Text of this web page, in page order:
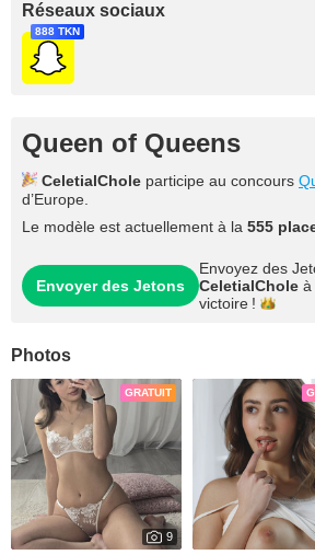
Réseaux sociaux
888 TKN
Queen of Queens
CeletialChole participe au concours
d’Europe.
Le modèle est actuellement à la 555
Envoyer des Jetons
Envoyez des
CeletialChole à
victoire !
Photos
GRATUIT
9